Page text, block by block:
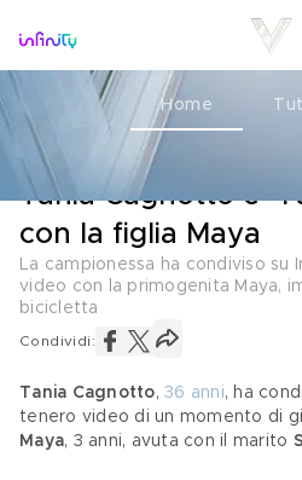
Home
MADRI E FIGLIE
Tania Cagnotto e
con la figlia Maya
La campionessa ha condiviso su
video con la primogenita Maya,
bicicletta
Condividi:
Tania Cagnotto, 36 anni, ha
tenero video di un momento di
Maya, 3 anni, avuta con il marito